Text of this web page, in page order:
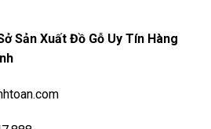
Sản Xuất Đồ Gỗ Uy Tín Hàng